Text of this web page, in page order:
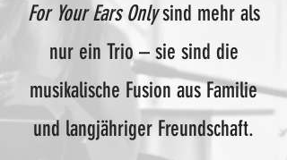
For Your Ears Onlysind mehr als
nur ein Trio – sie sind die
musikalische Fusion aus Familie
und langjähriger Freundschaft.